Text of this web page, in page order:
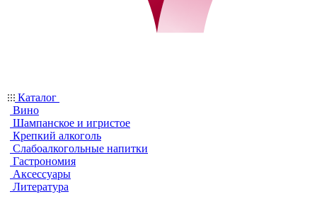
Каталог
Вино
Шампанское и игристое
Крепкий алкоголь
Слабоалкогольные напитки
Гастрономия
Аксессуары
Литература